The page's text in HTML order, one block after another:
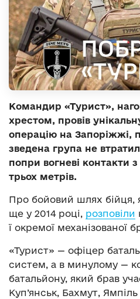
Командир «Турист»,
хрестом, провів
операцію на Запоріжжі,
зведена група не
попри вогневі контакти
трьох метрів.
Про бойовий шлях бійця,
ще у 2014 році, розповіли
ї окремої механізованої
«Турист» — офіцер
систем, а в минулому —
батальйону, який брав
Куп’янськ, Бахмут,